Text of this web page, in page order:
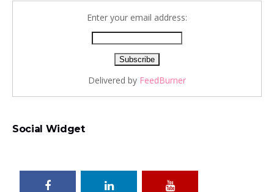
Enter your email address:
Delivered by FeedBurner
Social Widget